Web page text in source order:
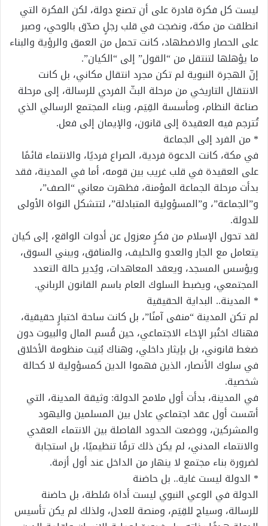
ليست كل فكرة قادرة على أن تصنع دولة، لكن الفكرة التي
انطلقت من مكة، ونضجت في قلب رجلٍ صدّق بالوحي، وصبر
على الحصار والاضطهاد، كانت تحمل من العمق والرؤية والبناء
ما يؤهلها لتنتقل من “القول” إلى “الكيان”.
إنّ الهجرة النبوية لم تكن مجرد انتقال مكاني، بل كانت
الانتقال التاريخي من مرحلة البثّ الفردي للرسالة، إلى مرحلة
صناعة النظام، ومأسسة القِيَم، وبناء المجتمع الرسالي الذي
تُترجم فيه العقيدة إلى قانون، والإيمان إلى فعل.
* من الفرد إلى الجماعة
في مكة، كانت الدعوة فردية، الصراع فرديًا، والانتماء قائمًا
على العقيدة في قلب غريب بين قومه، أما في المدينة، فقد
بدأت مرحلة الجماعة المؤمنة، فظهرت معاني “الصف”،
و”الجماعة”، و”المسؤولية المتبادلة”، لتتشكل النواة الأولى
للدولة.
لقد تحول الإسلام من فكرٍ معزول عن أدوات الواقع، إلى كيان
يتعامل مع الجار والعدو والحليف، والمنافق، ويبني السوق،
ويؤسس المسجد، ويعقد المعاهدات، ويُدير حالة التعدد
المجتمعي، ويضبط السلوك العام باسم القانون الرباني.
* المدينة.. البداية الحقيقية
لم تكن المدينة “منفى آمنًا”، بل كانت ساحة اختبارٍ حقيقية،
فهناك اختُبر الإخاء الاجتماعي، حين قُسم المال والبيوت دون
ضغط قانوني، بل بإيثار داخلي، وهناك بُنيت منظومة الأخلاق
في سلوك الأنصار، الذين فهموا الدين كمسؤولية لا كحالة
شخصية.
في المدينة، بدأت أول ملامح الدولة: وثيقة المدينة، التي
أسّست أول عقد اجتماعي عادل بين المسلمين واليهود
والمشركين، ووضعت الحدود الفاصلة بين الانتماء العقدي
والانتماء المدني، لم يكن ذلك ترفًا تنظيميًا، بل استجابة
لضرورة بناء مجتمع لا ينهار من الداخل عند أول أزمة.
* الدولة ليست غاية.. بل حاضنة
الدولة في الوعي النبوي ليست أداة سُلطة، بل حاضنة
للرسالة، وسياج للقِيَم، ومنصة للعدل، ولذلك لم يكن تأسيس